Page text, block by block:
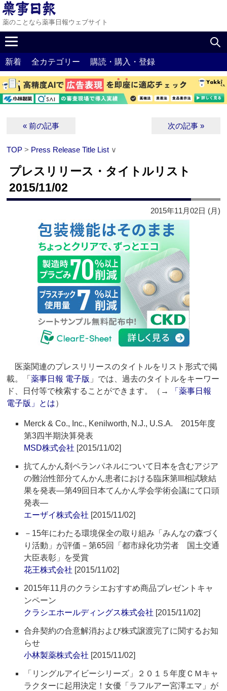
薬のことなら薬事日報ウェブサイト
新着 全カテゴリー 購読・購入・登録
« 前の記事 次の記事 »
TOP > Press Release Title List ∨
プレスリリース・タイトルリスト
2015/11/02
2015年11月02日 (月)
医薬関連のプレスリリースのタイトルをリスト形式で掲
載。「薬事日報 電子版 」では、過去のタイトルをキーワー
ド、日付等で検索することができます。（→
「薬事日報
電子版」とは）
Merck & Co., Inc., Kenilworth, N.J., U.S.A. 2015年度
第3四半期決算発表
MSD株式会社 [2015/11/02]
抗てんかん剤ペランパネルについて日本を含むアジア
の難治性部分てんかん患者における臨床第III相試験結
果を発表―第49回日本てんかん学会学術会議にて口頭
発表―
エーザイ株式会社 [2015/11/02]
－15年にわたる環境保全の取り組み「みんなの森づく
り活動」が評価－第65回「都市緑化功労者 国土交通
大臣表彰」を受賞
花王株式会社 [2015/11/02]
2015年11月のクラシエおすすめ商品プレゼントキャ
ンペーン
クラシエホールディングス株式会社 [2015/11/02]
合弁契約の合意解消および株式譲渡完了に関するお知
らせ
小林製薬株式会社 [2015/11/02]
「リングルアイビーシリーズ」２０１５年度ＣＭキャ
ラクターに起用決定！女優「ラフルアー宮澤エマ」が